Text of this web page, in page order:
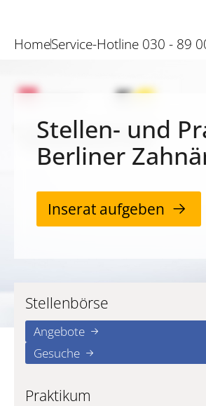
HomeService-Hotline 030 - 89
Stellen- und
Berliner
Inserat aufgeben
Stellenbörse
Angebote
Gesuche
Praktikum